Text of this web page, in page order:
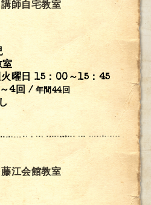
師自宅教室
室
曜日 15：00～15：45
4回 / 年間44回
江会館教室